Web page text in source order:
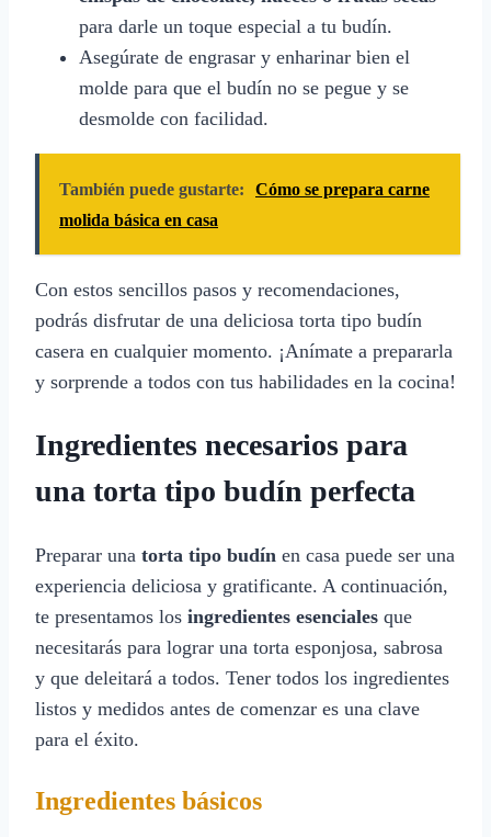
para darle un toque especial a tu budín.
Asegúrate de engrasar y enharinar bien el
molde para que el budín no se pegue y se
desmolde con facilidad.
También puede gustarte:
Cómo se prepara carne
molida básica en casa
Con estos sencillos pasos y recomendaciones,
podrás disfrutar de una deliciosa torta tipo budín
casera en cualquier momento. ¡Anímate a prepararla
y sorprende a todos con tus habilidades en la cocina!
Ingredientes necesarios para
una torta tipo budín perfecta
Preparar una torta tipo budín en casa puede ser una
experiencia deliciosa y gratificante. A continuación,
te presentamos los ingredientes esenciales que
necesitarás para lograr una torta esponjosa, sabrosa
y que deleitará a todos. Tener todos los ingredientes
listos y medidos antes de comenzar es una clave
para el éxito.
Ingredientes básicos